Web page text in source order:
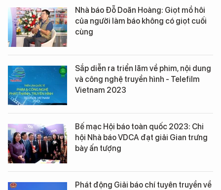
Nhà báo Đỗ Doãn Hoàng: Giọt mồ hôi
của người làm báo không có giọt cuối
cùng
Sắp diễn ra triển lãm về phim, nội dung
và công nghệ truyền hình - Telefilm
Vietnam 2023
Bế mạc Hội báo toàn quốc 2023: Chi
hội Nhà báo VDCA đạt giải Gian trưng
bày ấn tượng
Phát động Giải báo chí tuyên truyền về